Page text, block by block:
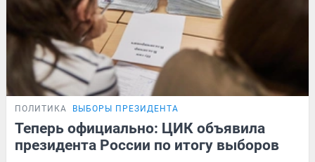
ПОЛИТИКА ВЫБОРЫ ПРЕЗИДЕНТА
Теперь официально: ЦИК объявила
президента России по итогу выборов